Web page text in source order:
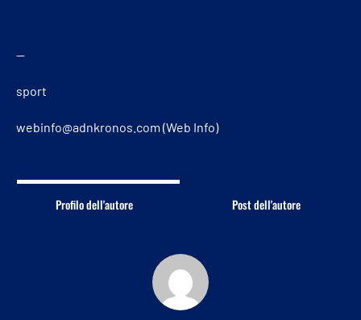
—
sport
webinfo@adnkronos.com (Web Info)
Profilo dell'autore Post dell'autore